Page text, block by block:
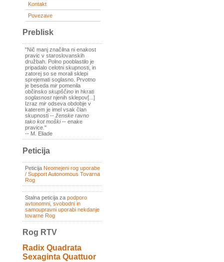
Kontakt
Povezave
Preblisk
"Nič manj značilna ni enakost
pravic v staroslovanskih
družbah. Polno pooblastilo je
pripadalo celotni skupnosti, in
zatorej so se morali sklepi
sprejemati soglasno. Prvotno
je beseda mir pomenila
občinsko skupščino in hkrati
soglasnostnjenih sklepov[...]
Izraz mir odseva obdobje v
katerem je imel vsak član
skupnosti -- ženske ravno
tako kot moški-- enake
pravice."
-- M. Eliade
Peticija
Peticija Neomejeni rog uporabe
/ Support Autonomous Tovarna
Rog
Stalna peticija za podporo
avtonomni, svobodni in
samoupravni uporabi nekdanje
tovarne Rog
Rog RTV
Radix Quadrata
Sexaginta Quattuor